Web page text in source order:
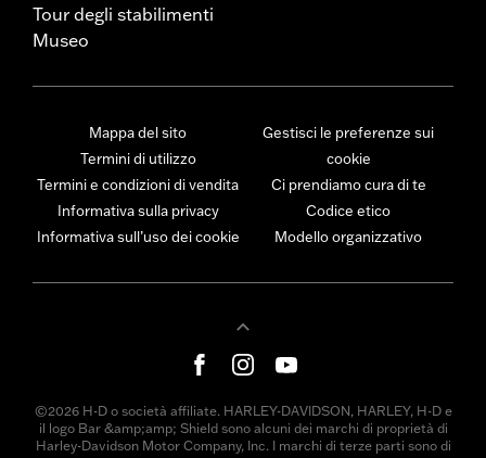
Tour degli stabilimenti
Museo
Mappa del sito
Termini di utilizzo
Termini e condizioni di vendita
Informativa sulla privacy
Informativa sull’uso dei cookie
Gestisci le preferenze sui
cookie
Ci prendiamo cura di te
Codice etico
Modello organizzativo
©2026 H-D o società affiliate. HARLEY-DAVIDSON, HARLEY, H-D e
il logo Bar &amp;amp; Shield sono alcuni dei marchi di proprietà di
Harley-Davidson Motor Company, Inc. I marchi di terze parti sono di